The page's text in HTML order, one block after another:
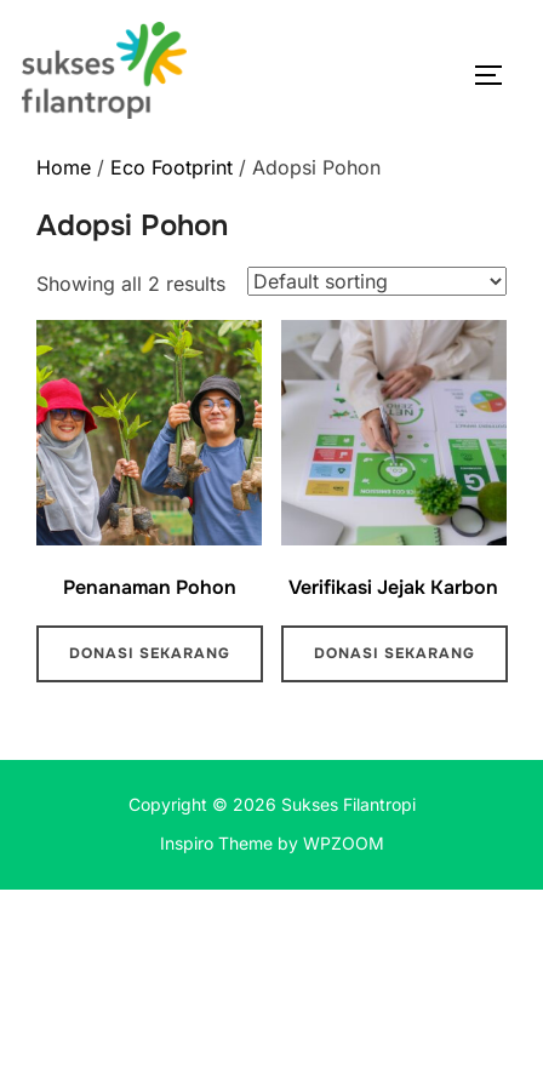
Home / Eco Footprint / Adopsi Pohon
Adopsi Pohon
Showing all 2 results
Penanaman Pohon
DONASI SEKARANG
Verifikasi Jejak Karbon
DONASI SEKARANG
Copyright © 2026 Sukses Filantropi
Inspiro Themeby WPZOOM